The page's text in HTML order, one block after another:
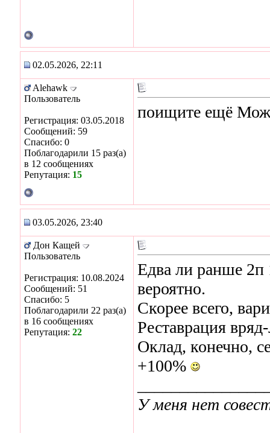
02.05.2026, 22:11
Alehawk
Пользователь
Регистрация: 03.05.2018
Сообщений: 59
Спасибо: 0
Поблагодарили 15 раз(а)
в 12 сообщениях
Репутация: 15
поищите ещё
03.05.2026, 23:40
Дон Кащей
Пользователь
Регистрация: 10.08.2024
Сообщений: 51
Спасибо: 5
Поблагодарили 22 раз(а)
в 16 сообщениях
Репутация: 22
Едва ли ранше 2п
вероятно.
Скорее всего,
Реставрация
Оклад, конечно,
+100%
У меня нет